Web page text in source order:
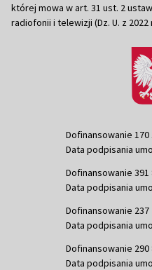
której mowa w art. 31 ust. 2
radiofonii i telewizji (Dz. U. z 2022
Dofinansowanie 170
Data podpisania
Dofinansowanie 391
Data podpisania
Dofinansowanie 237
Data podpisania
Dofinansowanie 290
Data podpisania